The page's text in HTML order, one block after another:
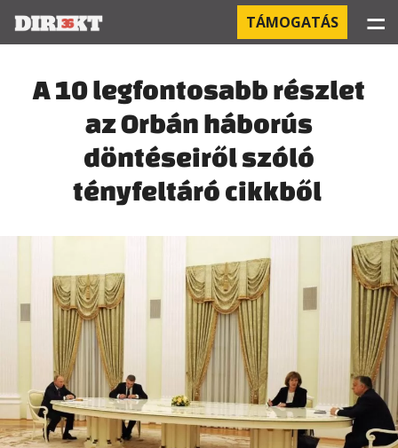
PROJEKTEK
KÓRHÁZI FERTŐZÉSEK
ORBÁN ÉS A GAZDASÁG
PEGASUS-MEGFIGYELÉSEK
AZ ORBÁN CSALÁD ÜZLETEI
OFFSHORE TITKOK
RÓLUNK
TÁMOGATÁS ☰
A 10 legfontosabb részlet
az Orbán háborús
döntéseiről szóló
tényfeltáró cikkből